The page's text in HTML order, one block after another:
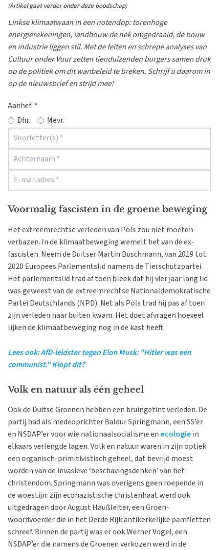
(Artikel gaat verder onder deze boodschap)
Linkse klimaatwaan in een notendop: torenhoge
energierekeningen, landbouw de nek omgedraaid, de bouw
en industrie liggen stil. Met de feiten en schrepe analyses van
Cultuur onder Vuur zetten tienduizenden burgers samen druk
op de politiek om dit wanbeleid te breken. Schrijf u daarom in
op de nieuwsbrief en strijd mee!
Aanhef: *
Dhr.
Mevr.
Voormalig fascisten in de groene beweging
Het extreemrechtse verleden van Pols zou niet moeten
verbazen. In de klimaatbeweging wemelt het van de ex-
fascisten. Neem de Duitser Martin Buschmann, van 2019 tot
2020 Europees Parlementslid namens de Tierschutzpartei.
Het parlementslid trad af toen bleek dat hij vier jaar lang lid
was geweest van de extreemrechtse Nationaldemokratische
Partei Deutschlands (NPD). Net als Pols trad hij pas af toen
zijn verleden naar buiten kwam. Het doet afvragen hoeveel
lijken de klimaatbeweging nog in de kast heeft.
Lees ook: AfD-leidster tegen Elon Musk: "Hitler was een
communist." Klopt dit?
Volk en natuur als één geheel
Ook de Duitse Groenen hebben een bruingetint verleden. De
partij had als medeoprichter Baldur Springmann, een SS’er
en NSDAP’er voor wie nationaalsocialisme en ecologie in
elkaars verlengde lagen. Volk en natuur waren in zijn optiek
een organisch-primitivistisch geheel, dat bevrijd moest
worden van de invasieve ‘beschavingsdenken’ van het
christendom. Springmann was overigens geen roepende in
de woestijn: zijn econazistische christenhaat werd ook
uitgedragen door August Haußleiter, een Groen-
woordvoerder die in het Derde Rijk antikerkelijke pamfletten
schreef. Binnen de partij was er ook Werner Vogel, een
NSDAP’er die namens de Groenen verkozen werd in de